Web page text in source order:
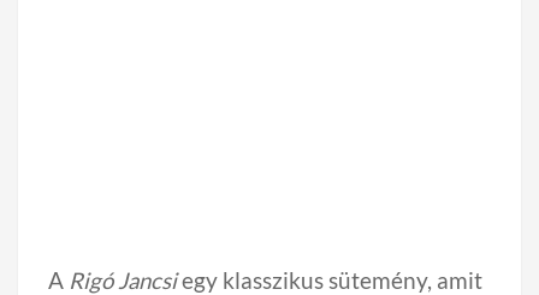
A Rigó Jancsiegy klasszikus sütemény, amit